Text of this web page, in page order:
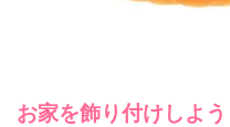
お家を飾り付けしよう